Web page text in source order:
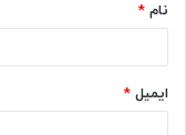
نام *
ایمیل *